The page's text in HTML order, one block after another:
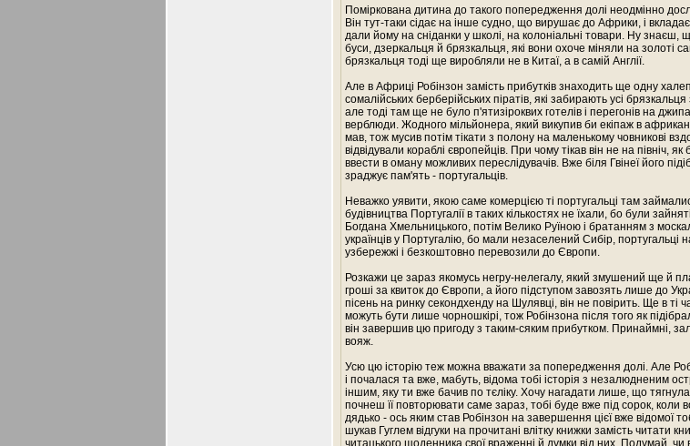
Поміркована дитина до такого попередження долі неодмінно
Він тут-таки сідає на інше судно, що вирушає до Африки, і вкладає
дали йому на сніданки у школі, на колоніальні товари. Ну знаєш,
буси, дзеркальця й брязкальця, які вони охоче міняли на золоті
брязкальця тоді ще виробляли не в Китаї, а в самій Англії.
Але в Африці Робінзон замість прибутків знаходить ще одну
сомалійських берберійських піратів, які забирають усі
але тоді там ще не було п'ятизіроквих готелів і перегонів на
верблюди. Жодного мільйонера, який викупив би екіпаж в
мав, тож мусив потім тікати з полону на маленькому човникові
відвідували кораблі європейців. При чому тікав він не на північ,
ввести в оману можливих переслідувачів. Вже біля Гвінеї його
зраджує пам'ять - португальців.
Неважко уявити, якою саме комерцією ті португальці там
будівництва Португалії в таких кількостях не їхали, бо були
Богдана Хмельницького, потім Велико Руїною і братанням з
українців у Португалію, бо мали незаселений Сибір, португальці
узбережжі і безкоштовно перевозили до Європи.
Розкажи це зараз якомусь негру-нелегалу, який змушений ще й
гроші за квиток до Європи, а його підступом завозять лише до
пісень на ринку секондхенду на Шулявці, він не повірить. Ще в
можуть бути лише чорношкірі, тож Робінзона після того як
він завершив цю пригоду з таким-сяким прибутком. Принаймні,
вояж.
Усю цю історію теж можна вважати за попередження долі. Але
і почалася та вже, мабуть, відома тобі історія з незалюдненим
іншим, яку ти вже бачив по тєліку. Хочу нагадати лише, що
почнеш її повторювати саме зараз, тобі буде вже під сорок,
дядько - ось яким став Робінзон на завершення цієї вже відомої
шукав Гуглем відгуки на прочитані влітку книжки замість читати
читацького щоденника свої враженні й думки від них. Подумай,